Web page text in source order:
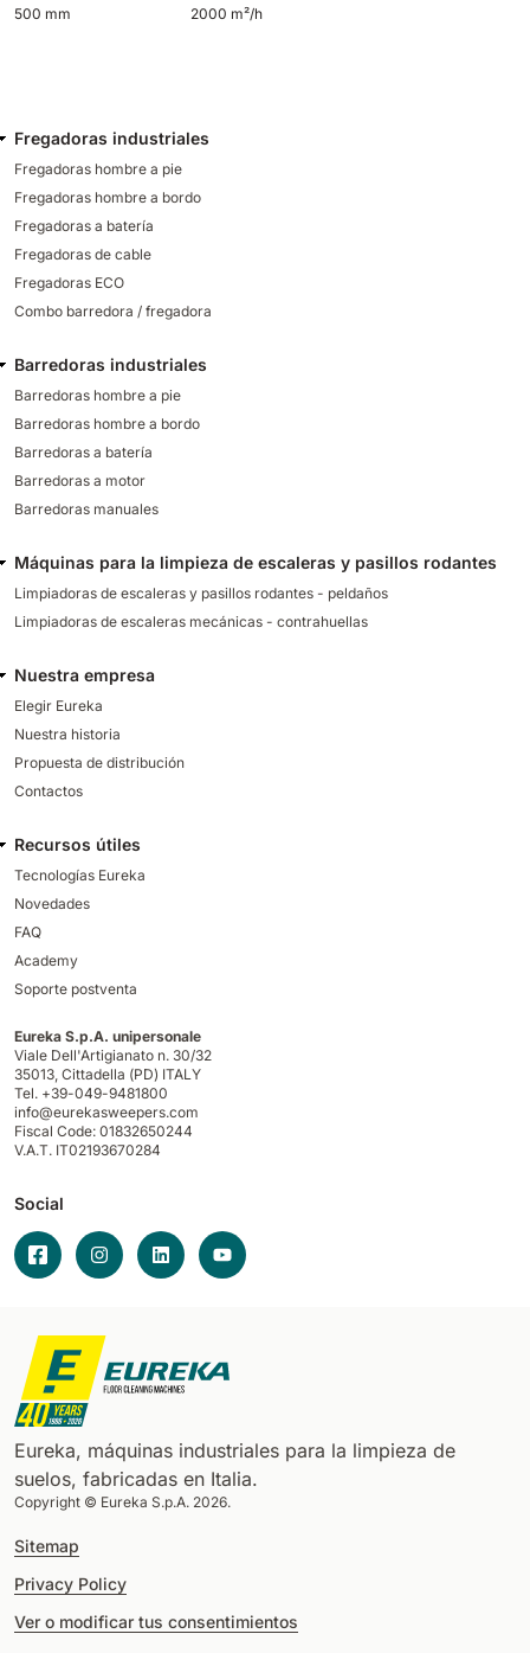
500 mm 2000 m²/h
Fregadoras industriales
Fregadoras hombre a pie
Fregadoras hombre a bordo
Fregadoras a batería
Fregadoras de cable
Fregadoras ECO
Combo barredora / fregadora
Barredoras industriales
Barredoras hombre a pie
Barredoras hombre a bordo
Barredoras a batería
Barredoras a motor
Barredoras manuales
Máquinas para la limpieza de escaleras y pasillos rodantes
Limpiadoras de escaleras y pasillos rodantes - peldaños
Limpiadoras de escaleras mecánicas - contrahuellas
Nuestra empresa
Elegir Eureka
Nuestra historia
Propuesta de distribución
Contactos
Recursos útiles
Tecnologías Eureka
Novedades
FAQ
Academy
Soporte postventa
Eureka S.p.A. unipersonale
Viale Dell'Artigianato n. 30/32
35013, Cittadella (PD) ITALY
Tel. +39-049-9481800
info@eurekasweepers.com
Fiscal Code: 01832650244
V.A.T. IT02193670284
Social
Eureka, máquinas industriales para la limpieza de
suelos, fabricadas en Italia.
Copyright © Eureka S.p.A. 2026.
Sitemap
Privacy Policy
Ver o modificar tus consentimientos